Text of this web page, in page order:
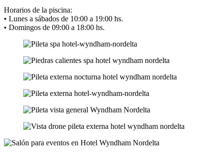
Horarios de la piscina:
• Lunes a sábados de 10:00 a 19:00 hs.
• Domingos de 09:00 a 18:00 hs.